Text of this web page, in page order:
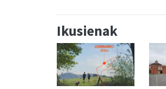
Ikusienak